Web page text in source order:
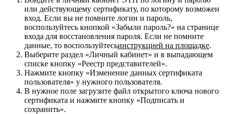
или действующему сертификату, по которому возможен
вход. Если вы не помните логин и пароль,
воспользуйтесь кнопкой «Забыли пароль?» на странице
входа для восстановления пароля. Если не помните
данные, то воспользуйтесьинструкцией на площадке.
Выберите раздел «Личный кабинет» и в выпадающем
списке кнопку «Реестр представителей».
Нажмите кнопку «Изменение данных сертификата
пользователя» у нужного пользователя.
В нужное поле загрузите файл открытого ключа нового
сертификата и нажмите кнопку «Подписать и
сохранить».